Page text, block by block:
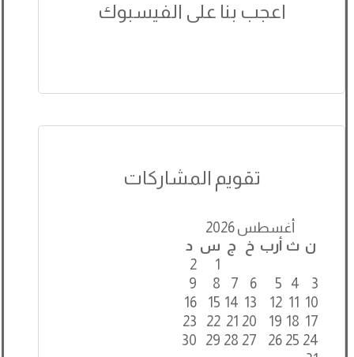
اعجب بنا على الفيسبوك
تقويم المشاركات
أغسطس 2026
ن ث أرب خ ج س د
1
2
3
4
5
6
7
8
9
10
11
12
13
14
15
16
17
18
19
20
21
22
23
24
25
26
27
28
29
30